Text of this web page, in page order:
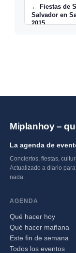
← Fiestas de
Salvador en
2015
Miplanhoy –
La agenda de
Conciertos, fiestas,
Actualizado a diario
nada.
AGENDA
Qué hacer hoy
Qué hacer mañana
Este fin de semana
Todos los eventos